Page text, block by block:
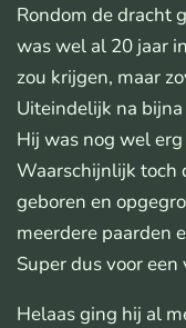
Rondom de dracht
was wel al 20 jaar
zou krijgen, maar
Uiteindelijk na
Hij was nog wel
Waarschijnlijk toch
geboren en
meerdere paarden
Super dus voor een
Helaas ging hij al